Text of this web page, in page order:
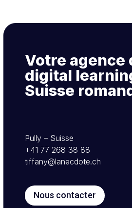
Votre agence
digital
Suisse
Pully – Suisse
+41 77 268 38 88
tiffany@lanecdote.ch
Nous contacter